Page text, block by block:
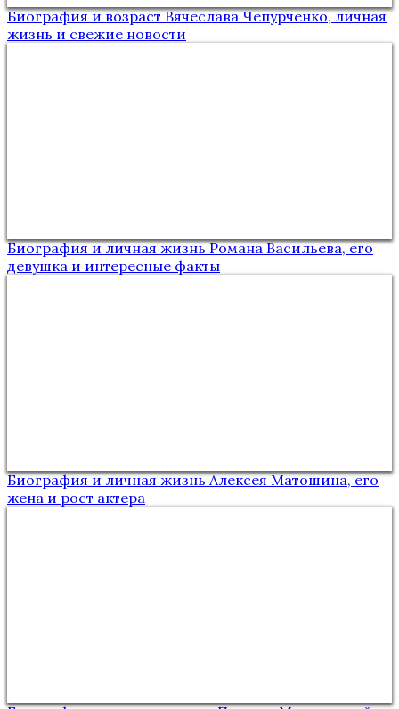
Биография и возраст Вячеслава Чепурченко, личная
жизнь и свежие новости
Биография и личная жизнь Романа Васильева, его
девушка и интересные факты
Биография и личная жизнь Алексея Матошина, его
жена и рост актера